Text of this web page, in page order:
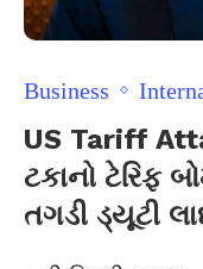
Business
US Tariff
ટકાનો ટેરિફ
તગડી ડ્યૂટી